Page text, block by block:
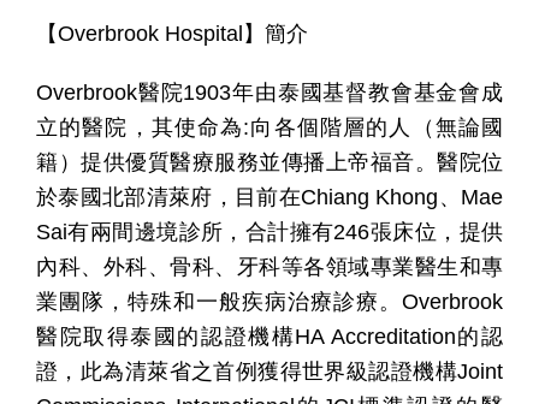
【Overbrook Hospital】簡介
Overbrook醫院1903年由泰國基督教會基金會成
立的醫院，其使命為:向各個階層的人（無論國
籍）提供優質醫療服務並傳播上帝福音。醫院位
於泰國北部清萊府，目前在Chiang Khong、Mae
Sai有兩間邊境診所，合計擁有246張床位，提供
內科、外科、骨科、牙科等各領域專業醫生和專
業團隊，特殊和一般疾病治療診療。Overbrook
醫院取得泰國的認證機構HA Accreditation的認
證，此為清萊省之首例獲得世界級認證機構Joint